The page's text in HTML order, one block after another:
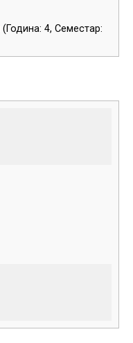
(Година: 4, Семестар: